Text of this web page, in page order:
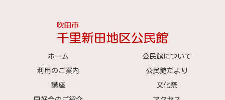
ホーム 公民館について
利用のご案内 公民館だより
講座 文化祭